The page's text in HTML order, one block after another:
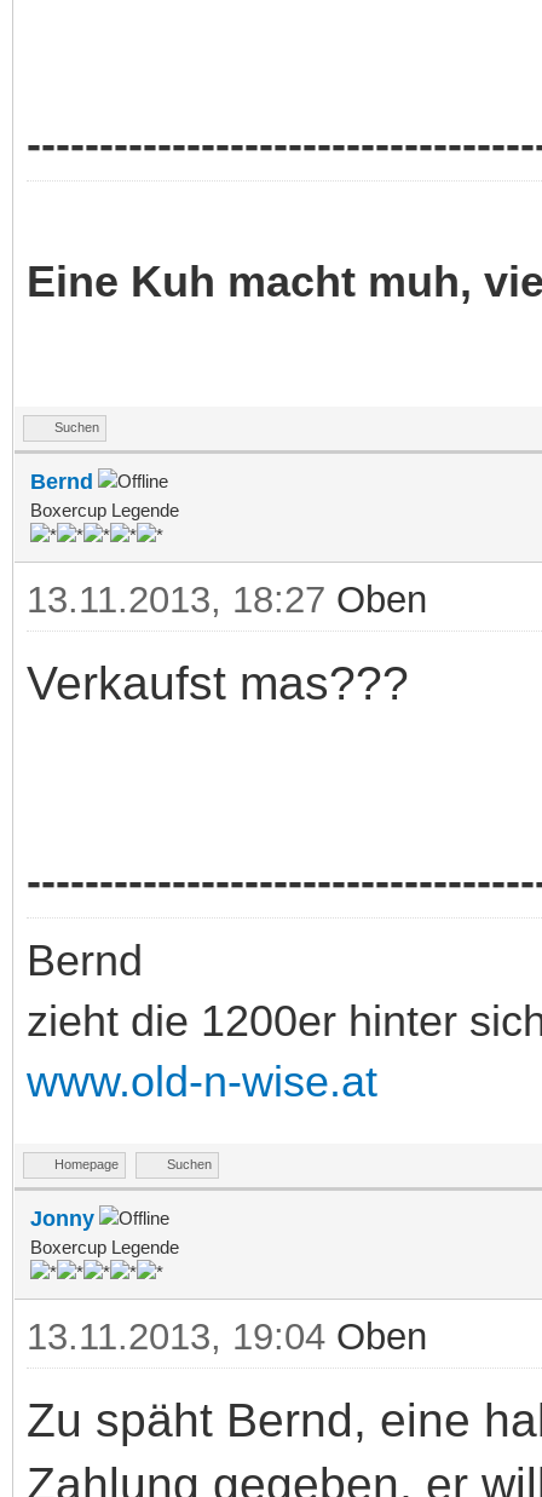
Eine Kuh macht muh,
Suchen
Bernd
Boxercup Legende
13.11.2013, 18:27 Oben
Verkaufst mas???
Bernd
zieht die 1200er hinter
www.old-n-wise.at
Homepage Suchen
Jonny
Boxercup Legende
13.11.2013, 19:04 Oben
Zu späht Bernd, eine
Zahlung gegeben, er